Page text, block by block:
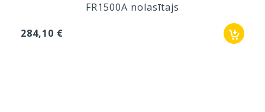
FR1500A nolasītajs
284,10 €